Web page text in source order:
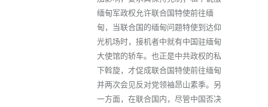
缅甸军政权允许联合国特使前往缅
甸，当联合国的缅甸问题特使到达仰
光机场时，接机者中就有中国驻缅甸
大使馆的轿车。也正是中共政权的私
下斡旋，才促成联合国特使前往缅甸
并两次会见反对党领袖昂山素季。另
一方面，在联合国内，尽管中国否决